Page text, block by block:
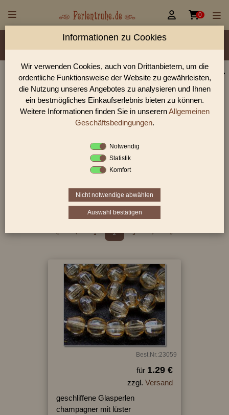
 0
Material/Glassorte Sorte/Form Farbe
Größen
Lochdurchmesser
Perlen Shop für facettierte Glasperlen facettiert
transparent mit lüster
In unserem Perlen Shop finden sie zahlreich facettierte
Glasperlen facettiert transparent mit lüster und viele weiter
Sie befinden sich in folgender Kategorie:
mit lüster
« ‹ 1 2 3 › »
Best.Nr.:23059
für 1.29 €
zzgl. Versand
geschliffene Glasperlen
champagner mit lüster
Informationen zu Cookies
Wir verwenden Cookies, auch von Drittanbietern, um die
ordentliche Funktionsweise der Website zu gewährleisten,
die Nutzung unseres Angebotes zu analysieren und Ihnen
ein bestmögliches Einkaufserlebnis bieten zu können.
Weitere Informationen finden Sie in unserernAllgemeinen
Geschäftsbedingungen.
Notwendig
Statistik
Komfort
Nicht notwendige abwählen
Auswahl bestätigen